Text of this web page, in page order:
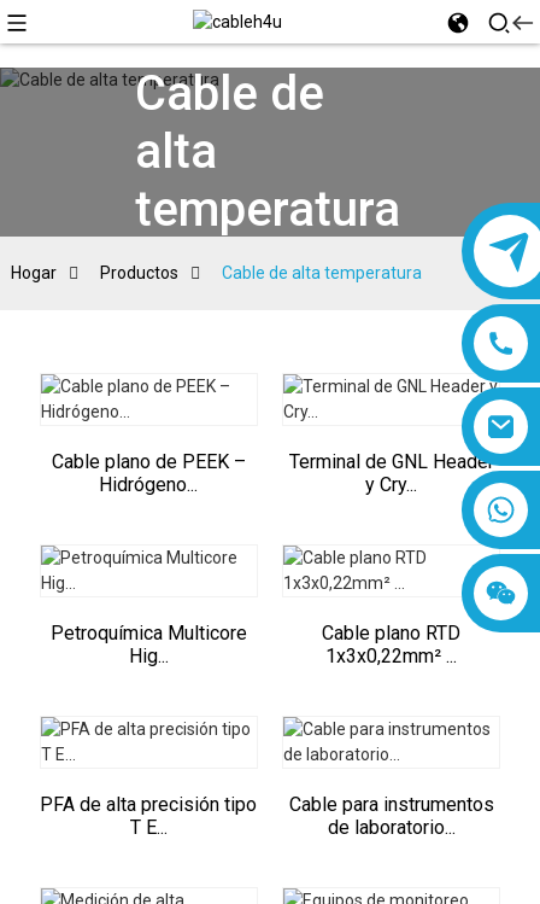
8618019377761
Cable de
alta
temperatura
Hogar Productos Cable de alta temperatura
Cable plano de PEEK –
Hidrógeno...
Terminal de GNL Header
y Cry...
Petroquímica Multicore
Hig...
Cable plano RTD
1x3x0,22mm² ...
PFA de alta precisión tipo
T E...
Cable para instrumentos
de laboratorio...